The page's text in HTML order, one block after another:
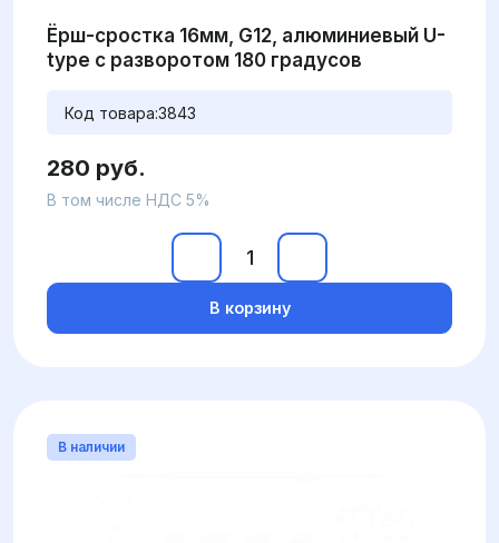
Ёрш-сростка 16мм, G12, алюминиевый U-
type с разворотом 180 градусов
Код товара:3843
280 руб.
В том числе НДС 5%
В корзину
В наличии